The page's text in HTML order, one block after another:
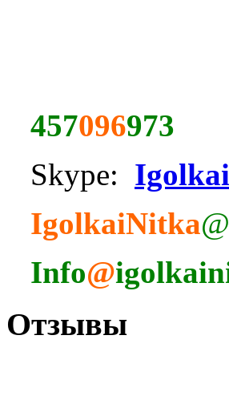
457096973
Skype:
IgolkaiNitka@
Info@
Отзывы